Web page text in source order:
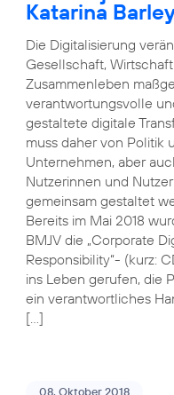
Katarina
Die Digitalisierung
Gesellschaft,
Zusammenleben
verantwortungsvolle
gestaltete digitale
muss daher von Politik
Unternehmen, aber
Nutzerinnen und
gemeinsam gestaltet
Bereits im Mai 2018
BMJV die „Corporate
Responsibility“- (kurz:
ins Leben gerufen, die
ein verantwortliches
[…]
08. Oktober 2018